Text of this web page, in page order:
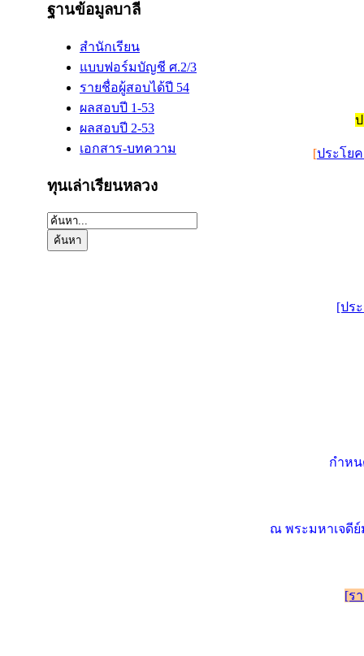
ฐานข้อมูลบาลี
สำนักเรียน
แบบฟอร์มบัญชี ศ.2/3
รายชื่อผู้สอบได้ปี 54
ผลสอบปี 1-53
ผลสอบปี 2-53
เอกสาร-บทความ
ทุนเล่าเรียนหลวง
[ประโย
[ปร
กำหน
ณ พระมหาเจดี
[ร